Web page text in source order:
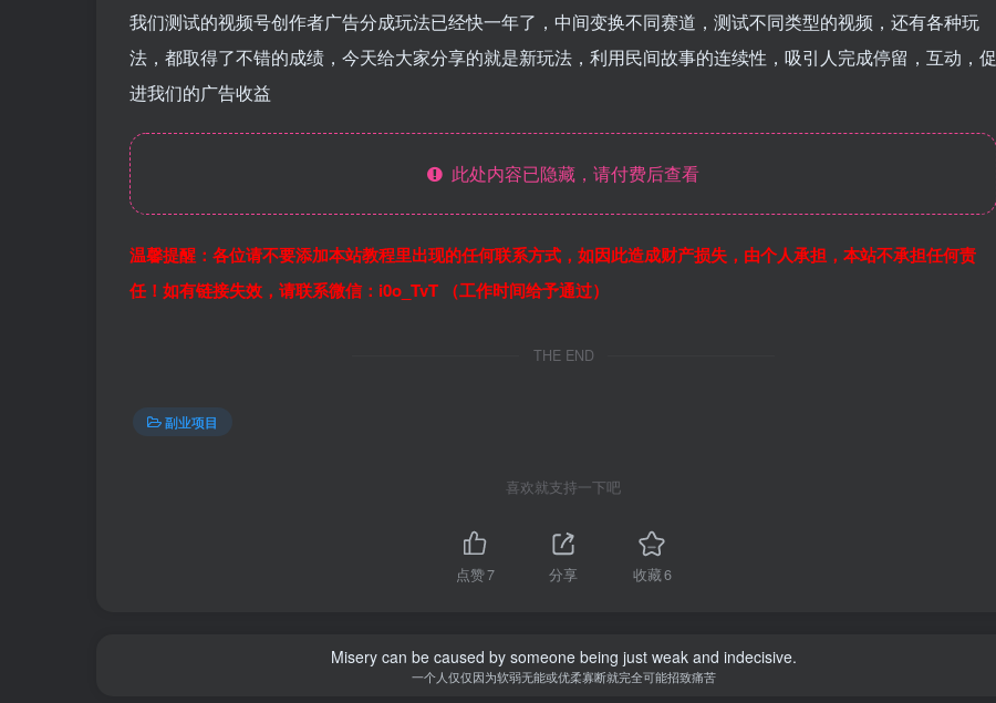
我们测试的视频号创作者广告分成玩法已经快一年了，中间变换不同赛道，测试不同类型的视频，还有各种玩
法，都取得了不错的成绩，今天给大家分享的就是新玩法，利用民间故事的连续性，吸引人完成停留，互动，促
进我们的广告收益
此处内容已隐藏，请付费后查看
温馨提醒：各位请不要添加本站教程里出现的任何联系方式，如因此造成财产损失，由个人承担，本站不承担任何责
任！如有链接失效，请联系微信：i0o_TvT （工作时间给予通过）
THE END
副业项目
喜欢就支持一下吧
点赞7 分享 收藏6
Misery can be caused by someone being just weak and indecisive.
一个人仅仅因为软弱无能或优柔寡断就完全可能招致痛苦